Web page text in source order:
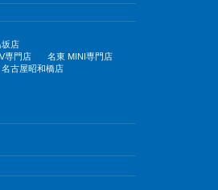
坂店
専門店
名東 MINI専門店
古屋昭和橋店